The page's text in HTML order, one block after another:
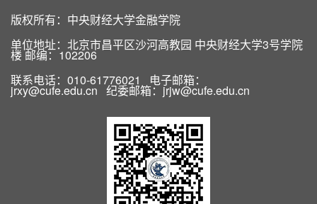
版权所有：中央财经大学金融学院
单位地址：北京市昌平区沙河高教园 中央财经大学3号学院
楼 邮编：102206
联系电话：010-61776021 电子邮箱：
jrxy@cufe.edu.cn 纪委邮箱：jrjw@cufe.edu.cn